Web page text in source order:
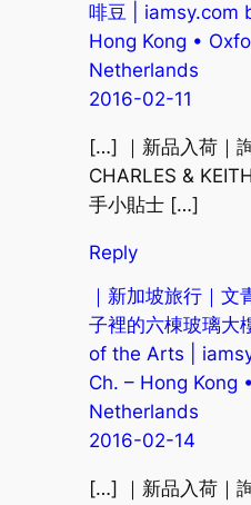
啡豆 | iamsy.com
Hong Kong •
Netherlands
2016-02-11
[…] ｜新品入荷｜
CHARLES &
手小貼士 […]
Reply
｜新加坡旅行｜文
子裡的六棟玻璃大
of the Arts |
Ch. – Hong Kong
Netherlands
2016-02-14
[…] ｜新品入荷｜